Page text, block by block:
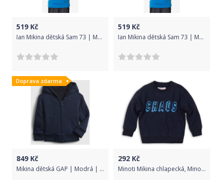
519 Kč
Ian Mikina dětská Sam 73 | Modrá | Chlapecké | 128
519 Kč
Ian Mikina dětská Sam 73 | Modrá | Chlapecké | 152
Doprava zdarma
849 Kč
Mikina dětská GAP | Modrá | Chlapecké | 2 roky
292 Kč
Minoti Mikina chlapecká, Minoti, PORT 10, modrá - 98/104